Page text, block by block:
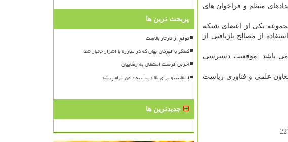
منظم و فراخوان های
یکی از اعضای شبکه
از مصالح بازیافتی از
و جامعه می باشد. موقعیت دسترسی
علمی و فناوری ریاست
پربحث ترین ها
توقع از تارتار بالاست
گفتگو با قهرمان جهان که در مبارزه با اشرار جانباز شد
آخرین فرصت استقلال به رضاییان
اینفانتینو برای بقا دست به دامن ترامپ شد
جدیدترین ها